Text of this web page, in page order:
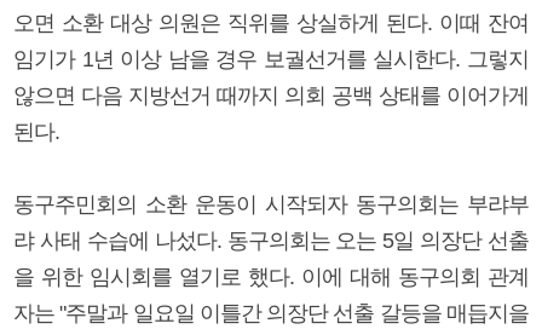
오면 소환 대상 의원은 직위를 상실하게 된다. 이때 잔여
임기가 1년 이상 남을 경우 보궐선거를 실시한다. 그렇지
않으면 다음 지방선거 때까지 의회 공백 상태를 이어가게
된다.
동구주민회의 소환 운동이 시작되자 동구의회는 부랴부
랴 사태 수습에 나섰다. 동구의회는 오는 5일 의장단 선출
을 위한 임시회를 열기로 했다. 이에 대해 동구의회 관계
자는 "주말과 일요일 이틀간 의장단 선출 갈등을 매듭지을